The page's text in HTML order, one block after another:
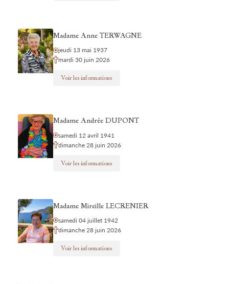
Madame Anne TERWAGNE
jeudi 13 mai 1937
mardi 30 juin 2026
Voir les informations
Madame Andrée DUPONT
samedi 12 avril 1941
dimanche 28 juin 2026
Voir les informations
Madame Mireille LECRENIER
samedi 04 juillet 1942
dimanche 28 juin 2026
Voir les informations